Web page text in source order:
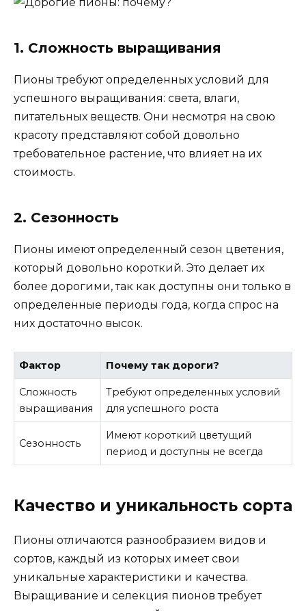
1. Сложность выращивания
Пионы требуют определенных условий для
успешного выращивания: света, влаги,
питательных веществ. Они несмотря на свою
красоту представляют собой довольно
требовательное растение, что влияет на их
стоимость.
2. Сезонность
Пионы имеют определенный сезон цветения,
который довольно короткий. Это делает их
более дорогими, так как доступны они только в
определенные периоды года, когда спрос на
них достаточно высок.
Фактор Почему так дороги?
Сложность
выращивания
Требуют определенных условий
для успешного роста
Сезонность
Имеют короткий цветущий
период и доступны не всегда
Качество и уникальность сорта
Пионы отличаются разнообразием видов и
сортов, каждый из которых имеет свои
уникальные характеристики и качества.
Выращивание и селекция пионов требует